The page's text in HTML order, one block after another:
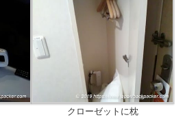
クローゼットに枕